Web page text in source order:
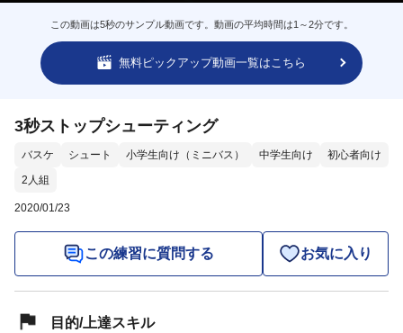
この動画は5秒のサンプル動画です。動画の平均時間は1～2分です。
無料ピックアップ動画一覧はこちら
3秒ストップシューティング
バスケ シュート 小学生向け（ミニバス） 中学生向け
初心者向け
2人組
2020/01/23
この練習に質問する お気に入り
目的/上達スキル